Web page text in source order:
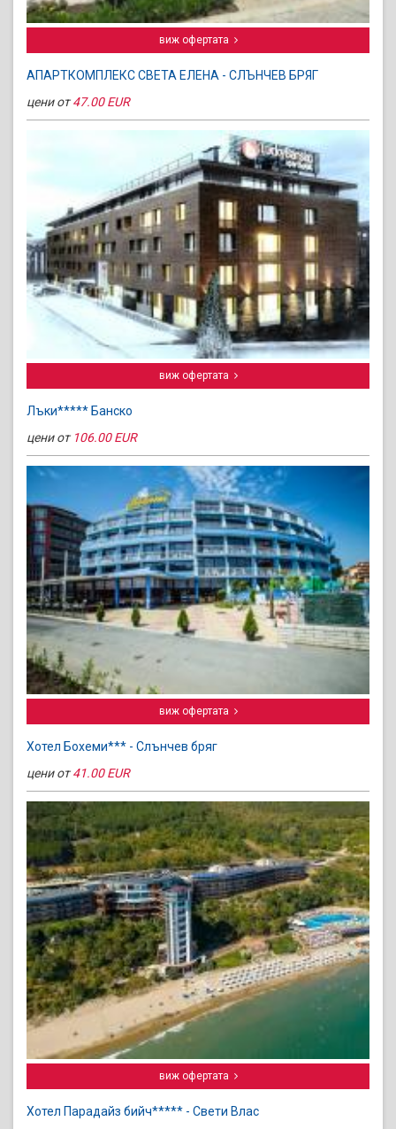
виж офертата
АПАРТКОМПЛЕКС СВЕТА ЕЛЕНА - СЛЪНЧЕВ БРЯГ
цени от47.00 EUR
виж офертата
Лъки***** Банско
цени от 106.00 EUR
виж офертата
Хотел Бохеми*** - Слънчев бряг
цени от41.00 EUR
виж офертата
Хотел Парадайз бийч***** - Свети Влас